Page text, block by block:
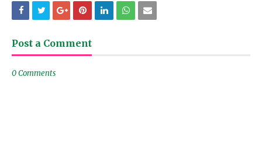
Post a Comment
0 Comments